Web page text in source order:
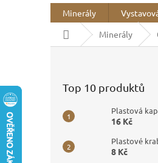
Minerály
Domů
Minerály
Top 10 produktů
Plastová
16 Kč
Plastové
8 Kč